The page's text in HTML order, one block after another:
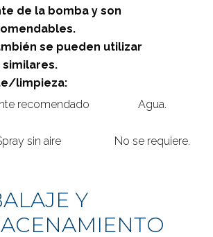
de la bomba y son
se pueden utilizar
limpieza:
recomendado
Agua.
sin aire No se requiere.
Y